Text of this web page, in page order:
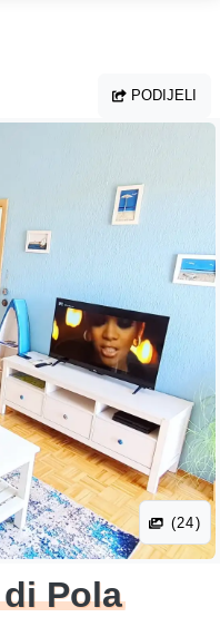
PODIJELI
(24)
Pola